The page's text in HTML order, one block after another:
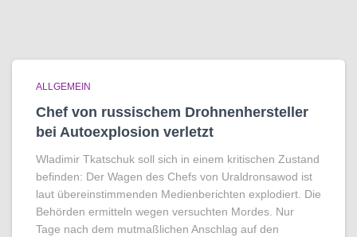
ALLGEMEIN
Chef von russischem Drohnenhersteller
bei Autoexplosion verletzt
Wladimir Tkatschuk soll sich in einem kritischen Zustand
befinden: Der Wagen des Chefs von Uraldronsawod ist
laut übereinstimmenden Medienberichten explodiert. Die
Behörden ermitteln wegen versuchten Mordes. Nur
Tage nach dem mutmaßlichen Anschlag auf den